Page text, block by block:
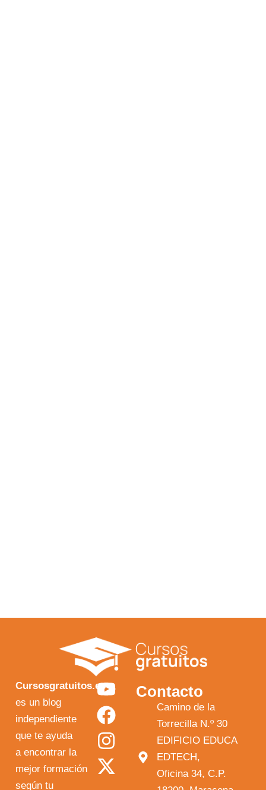
Cursosgratuitos.es
es un blog
independiente
que te ayuda
a encontrar la
mejor formación
según tu
Y
o
u
t
u
F
a
c
e
b
I
n
s
t
a
X
-
t
w
i
Contacto
Camino de la
Torrecilla N.º 30
EDIFICIO EDUCA
EDTECH,
Oficina 34, C.P.